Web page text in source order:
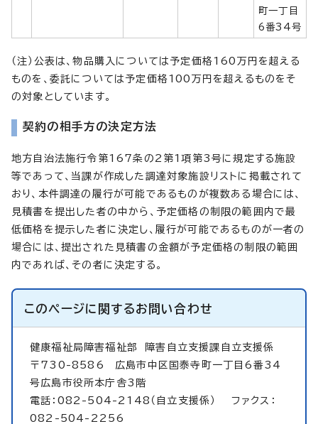
町一丁目
6番34号
（注）公表は、物品購入については予定価格160万円を超える
ものを、委託については予定価格100万円を超えるものをそ
の対象としています。
契約の相手方の決定方法
地方自治法施行令第167条の2第1項第3号に規定する施設
等であって、当課が作成した調達対象施設リストに掲載されて
おり、本件調達の履行が可能であるものが複数ある場合には、
見積書を提出した者の中から、予定価格の制限の範囲内で最
低価格を提示した者に決定し、履行が可能であるものが一者の
場合には、提出された見積書の金額が予定価格の制限の範囲
内であれば、その者に決定する。
このページに関するお問い合わせ
健康福祉局障害福祉部
障害自立支援課自立支援係
〒730-8586 広島市中区国泰寺町一丁目6番34
号広島市役所本庁舎3階
電話：082-504-2148（自立支援係） ファクス：
082-504-2256